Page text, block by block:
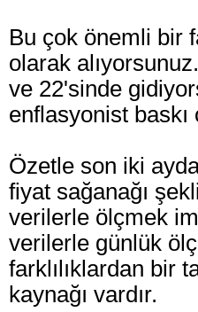
Bu çok önemli bir
olarak
ve 22'sinde
enflasyonist baskı
Özetle son iki
fiyat sağanağı
verilerle ölçmek
verilerle günlük
farklılıklardan bir
kaynağı vardır.